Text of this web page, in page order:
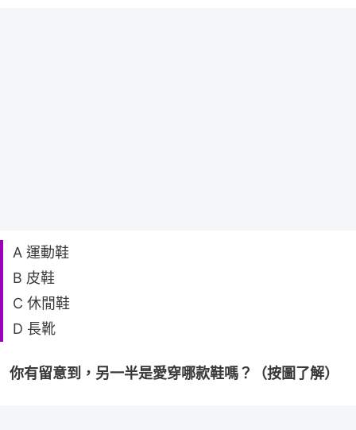
A 運動鞋
B 皮鞋
C 休閒鞋
D 長靴
你有留意到，另一半是愛穿哪款鞋嗎？（按圖了解）